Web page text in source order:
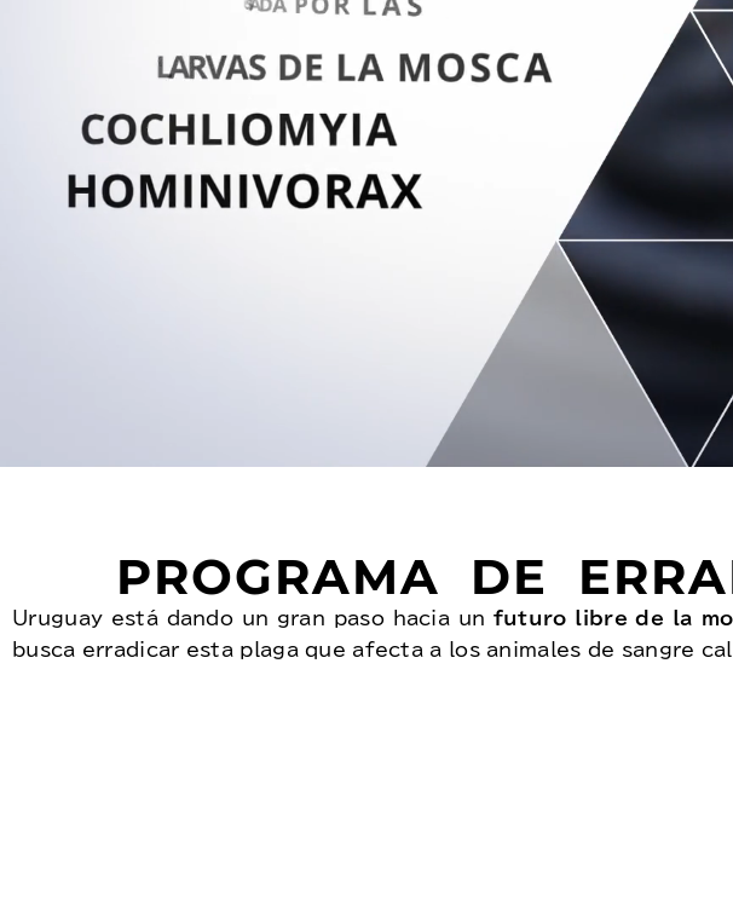
PROGRAMA DE
Uruguay está dando un gran paso hacia un futuro libre de la
busca erradicar esta plaga que afecta a los animales de sangre